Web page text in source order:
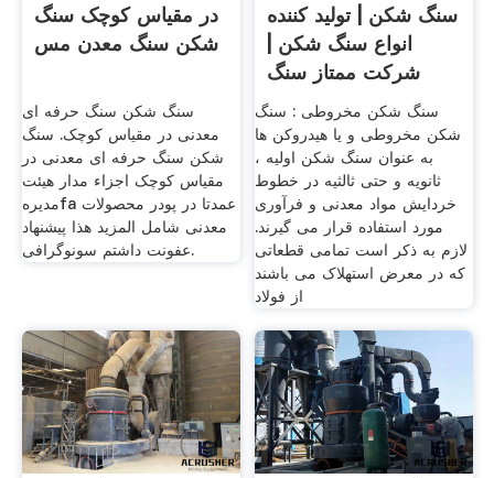
در مقیاس کوچک سنگ
شکن سنگ معدن مس
سنگ شکن سنگ حرفه ای
معدنی در مقیاس کوچک. سنگ
شکن سنگ حرفه ای معدنی در
مقیاس کوچک اجزاء مدار هیئت
مدیرهfa عمدتا در پودر محصولات
معدنی شامل المزيد هذا پیشنهاد
عفونت داشتم سونوگرافی.
سنگ شکن | تولید کننده
انواع سنگ شکن |
شرکت ممتاز سنگ
شکن
سنگ شکن مخروطی : سنگ
شکن مخروطی و یا هیدروکن ها
به عنوان سنگ شکن اولیه ،
ثانویه و حتی ثالثیه در خطوط
خردایش مواد معدنی و فرآوری
مورد استفاده قرار می گیرند.
لازم به ذکر است تمامی قطعاتی
که در معرض استهلاک می باشند
از فولاد